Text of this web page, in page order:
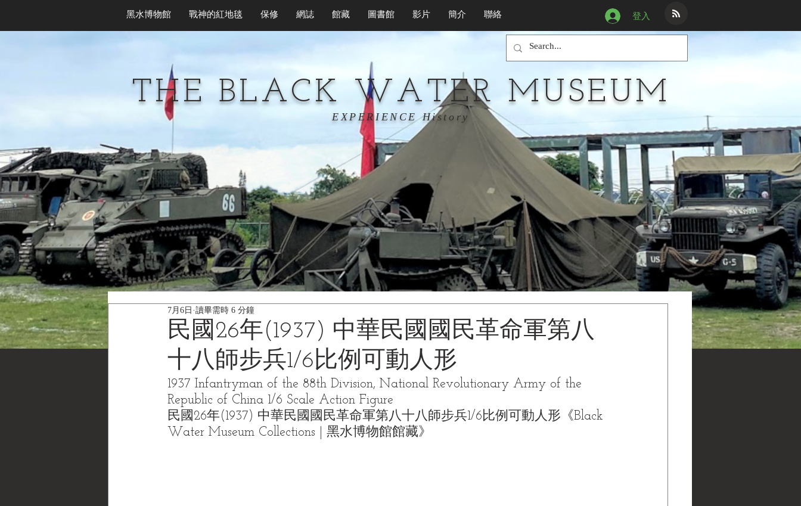
黑水博物館 戰神的紅地毯 保修 網誌 館藏 圖書館 影片 簡介 聯絡 登入
THE BLACK WATER MUSEUM
EXPERIENCE History
民國26年(1937) 中華民國國民革命軍第八
十八師步兵1/6比例可動人形
7月6日 讀畢需時 6 分鐘
1937 Infantryman of the 88th Division, National Revolutionary Army of the
Republic of China 1/6 Scale Action Figure
民國26年(1937) 中華民國國民革命軍第八十八師步兵1/6比例可動人形 《Black
Water Museum Collections | 黑水博物館館藏》